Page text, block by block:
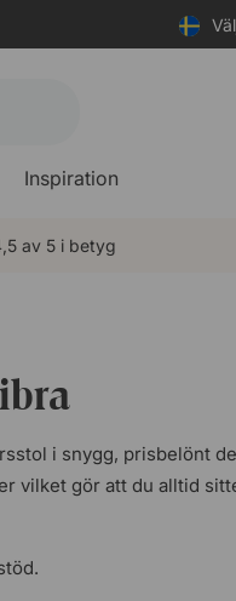
Inspiration
av 5 i betyg
i snygg, prisbelönt
vilket gör att du alltid